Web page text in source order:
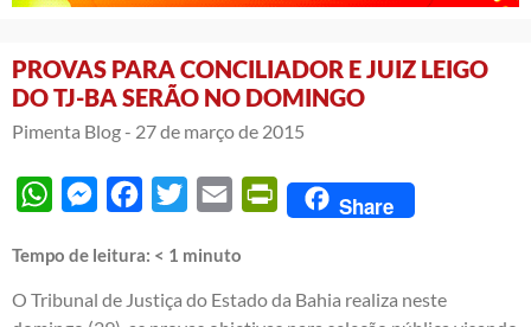
PROVAS PARA CONCILIADOR E JUIZ LEIGO
DO TJ-BA SERÃO NO DOMINGO
Pimenta Blog - 27 de março de 2015
WhatsAppMessengerFacebook
Twitter Email PrintFriendly
Share
Tempo de leitura: < 1 minuto
O Tribunal de Justiça do Estado da Bahia realiza neste